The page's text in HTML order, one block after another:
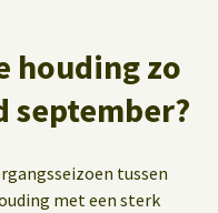
houding zo
september?
tussen
met een sterk